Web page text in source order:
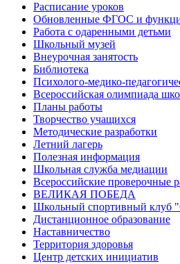
Расписание уроков
Обновленные ФГОС и
Работа с одаренными детьми
Школьный музей
Внеурочная занятость
Библиотека
Психолого-медико-
Всероссийская олимпиада
Планы работы
Творчество учащихся
Методические разработки
Летний лагерь
Полезная информация
Школьная служба медиации
Всероссийские проверочные
ВЕЛИКАЯ ПОБЕДА
Школьный спортивный клуб
Дистанционное образование
Наставничество
Территория здоровья
Центр детских инициатив